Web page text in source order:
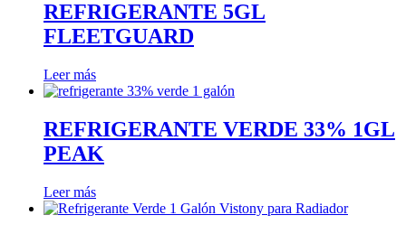
REFRIGERANTE 5GL
FLEETGUARD
Leer más
REFRIGERANTE VERDE 33% 1GL
PEAK
Leer más